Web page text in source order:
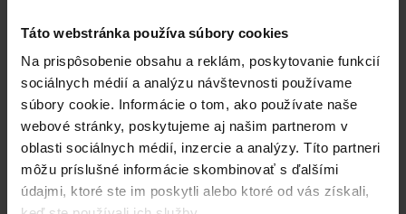
Táto webstránka používa súbory cookies
Na prispôsobenie obsahu a reklám, poskytovanie funkcií
sociálnych médií a analýzu návštevnosti používame
súbory cookie. Informácie o tom, ako používate naše
webové stránky, poskytujeme aj našim partnerom v
oblasti sociálnych médií, inzercie a analýzy. Títo partneri
môžu príslušné informácie skombinovať s ďalšími
údajmi, ktoré ste im poskytli alebo ktoré od vás získali,
môže sa zmeniť.
Poradíme vám!
info@bazenyshop.sk
02 2057 0035
Telefónne číslo neslúži na objednaní tovaru
Všetko o nákupe